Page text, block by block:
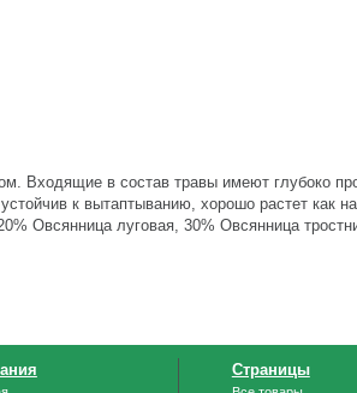
Входящие в состав травы имеют глубоко
к вытаптыванию, хорошо растет как
Овсянница луговая, 30% Овсянница
Страницы